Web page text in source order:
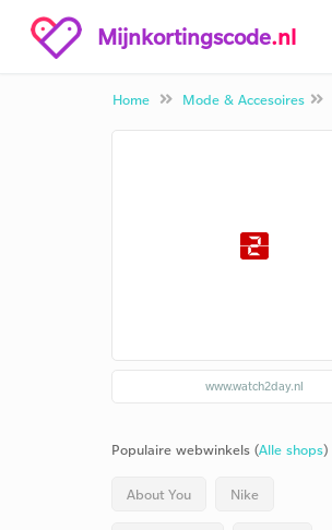
Mijnkortingscode.nl
Home Mode & Accesoires
www.watch2day.nl
Populaire webwinkels (Alle shops)
About You Nike